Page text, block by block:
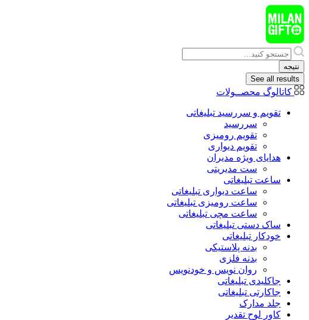
پرش
به
محتوا
Search
...
نتیجه
See all results
کاتالوگ محصــولات
تقویم و سررسید تبلیغاتی
سررسید
تقویم رومیزی
تقویم دیواری
هدایای ويژه مدیران
ست مدیریتی
ساعت تبلیغاتی
ساعت دیواری تبلیغاتی
ساعت رومیزی تبلیغاتی
ساعت مچی تبلیغاتی
ساک دستی تبلیغاتی
خودکار تبلیغاتی
بدنه پلاستیکی
بدنه فلزی
روان نویس و خودنویس
جاکلیدی تبلیغاتی
جاکارتی تبلیغاتی
جلد مدارک
کاور لوح تقدیر